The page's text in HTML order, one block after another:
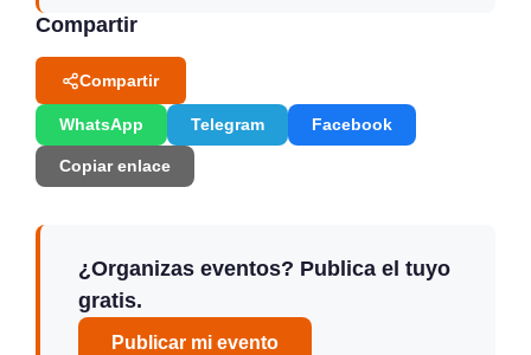
Compartir
Compartir
WhatsApp Telegram Facebook
Copiar enlace
¿Organizas eventos? Publica el tuyo
gratis.
Publicar mi evento